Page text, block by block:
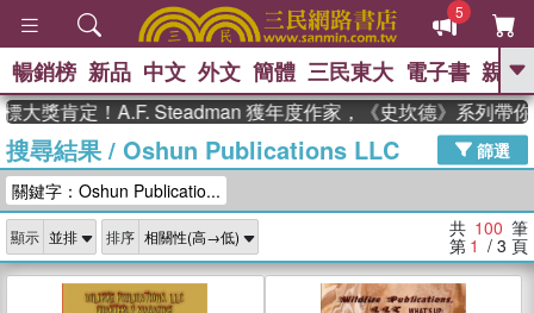
5
GO
熱搜： 東野圭吾 、 高希均教授回憶錄
、 The Odyssey 、 父親節 、 如果歷
獎 臺灣漫遊錄 、 方念華 、 台灣的李
登輝時代
數學女孩：黎曼猜想 、
偉大的迷走神經
暢銷榜 新品 中文 外文 簡體 三民東大 電子書 親子
定！A.F. Steadman 獲年度作家，《史坎德》系列帶你踏上熱
搜尋結果/ Oshun Publications LLC
篩選
關鍵字：Oshun Publicatio...
顯示 排序 共 100 筆
第 1 / 3 頁